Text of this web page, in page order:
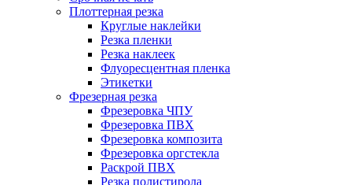
Плоттерная резка
Круглые наклейки
Резка пленки
Резка наклеек
Флуоресцентная пленка
Этикетки
Фрезерная резка
Фрезеровка ЧПУ
Фрезеровка ПВХ
Фрезеровка композита
Фрезеровка оргстекла
Раскрой ПВХ
Резка полистирола